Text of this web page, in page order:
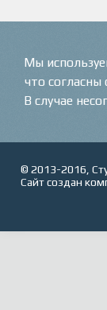
© 2013-2016,
Сайт создан
Мы
что согласны
В случае